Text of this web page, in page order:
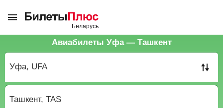
Авиабилеты Уфа — Ташкент